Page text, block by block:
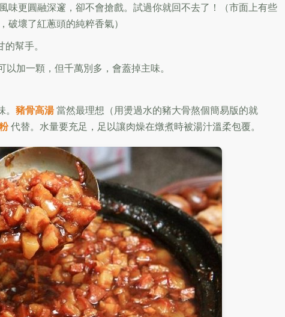
味更圓融深邃，卻不會搶戲。試過你就回不去了！（市面上有些
破壞了紅蔥頭的純粹香氣）
幫手。
加一顆，但千萬別多，會蓋掉主味。
豬骨高湯當然最理想（用燙過水的豬大骨熬個簡易版的就
代替。水量要充足，足以讓肉燥在燉煮時被湯汁溫柔包覆。